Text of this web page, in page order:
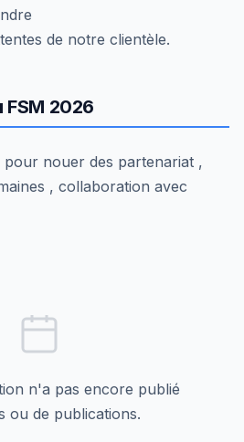
de notre clientèle.
2026
pour nouer des partenariat ,
, collaboration avec
n'a pas encore publié
ou de publications.